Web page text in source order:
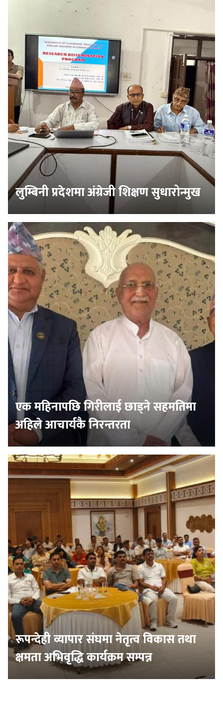
लुम्बिनी प्रदेशमा अंग्रेजी शिक्षण सुधारोन्मुख
एक महिनापछि गिरीलाई छाड्ने सहमतिमा
अहिले आचार्यकै निरन्तरता
रूपन्देही व्यापार संघमा नेतृत्व विकास तथा
क्षमता अभिवृद्धि कार्यक्रम सम्पन्न